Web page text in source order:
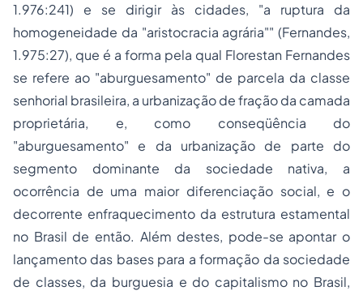
1.976:241) e se dirigir às cidades, "a ruptura da
homogeneidade da "aristocracia agrária"" (Fernandes,
1.975:27), que é a forma pela qual Florestan Fernandes
se refere ao "aburguesamento" de parcela da classe
senhorial brasileira, a urbanização de fração da camada
proprietária, e, como conseqüência do
"aburguesamento" e da urbanização de parte do
segmento dominante da sociedade nativa, a
ocorrência de uma maior diferenciação social, e o
decorrente enfraquecimento da estrutura estamental
no Brasil de então. Além destes, pode-se apontar o
lançamento das bases para a formação da sociedade
de classes, da burguesia e do capitalismo no Brasil,